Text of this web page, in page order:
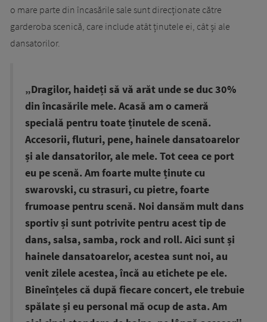
o mare parte din încasările sale sunt direcționate către
garderoba scenică, care include atât ținutele ei, cât și ale
dansatorilor.
„Dragilor, haideți să vă arăt unde se duc 30%
din încasările mele. Acasă am o cameră
specială pentru toate ținutele de scenă.
Accesorii, fluturi, pene, hainele dansatoarelor
și ale dansatorilor, ale mele. Tot ceea ce port
eu pe scenă. Am foarte multe ținute cu
swarovski, cu strasuri, cu pietre, foarte
frumoase pentru scenă. Noi dansăm mult dans
sportiv și sunt potrivite pentru acest tip de
dans, salsa, samba, rock and roll. Aici sunt și
hainele dansatoarelor, acestea sunt noi, au
venit zilele acestea, încă au etichete pe ele.
Bineînțeles că după fiecare concert, ele trebuie
spălate și eu personal mă ocup de asta. Am